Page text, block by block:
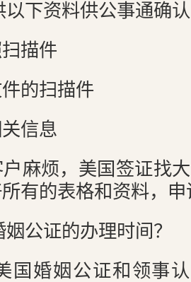
以下资料供公事通确
描件
的扫描件
信息
麻烦，美国签证找
有的表格和资料，
公证的办理时间？
国婚姻公证和领事